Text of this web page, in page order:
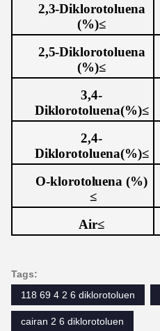
2,3-Diklorotoluena
(%)≤
2,5-Diklorotoluena
(%)≤
3,4-
Diklorotoluena(%)≤
2,4-
Diklorotoluena(%)≤
O-klorotoluena (%)
≤
Air≤
Tags:
118 69 4 2 6 diklorotoluen
cairan 2 6 diklorotoluen